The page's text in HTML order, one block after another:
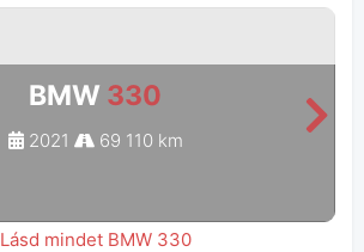
BMW 330
2021 69 110 km
Lásd mindet BMW 330